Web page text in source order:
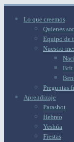
Lo que creemos
Quienes
Equipo de
Nuestro
Preguntas
Aprendizaje
Parashot
Hebreo
Yeshúa
Fiestas